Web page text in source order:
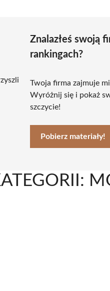
Znalazłeś swoją
rankingach?
Twoja firma zajmuje
Wyróżnij się i pokaż
szczycie!
Pobierz materiały!